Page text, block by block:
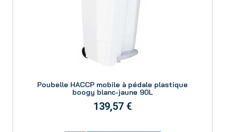
Poubelle HACCP mobile à pédale plastique
boogy blanc-jaune 90L
139,57 €